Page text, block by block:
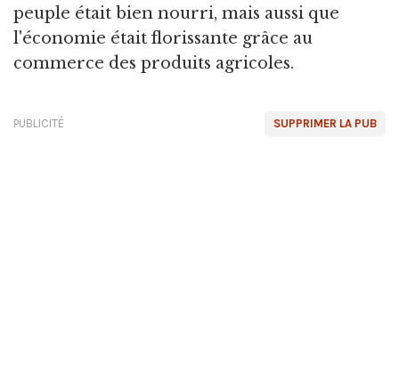
peuple était bien nourri, mais aussi que
l'économie était florissante grâce au
commerce des produits agricoles.
SUPPRIMER LA PUB
PUBLICITÉ